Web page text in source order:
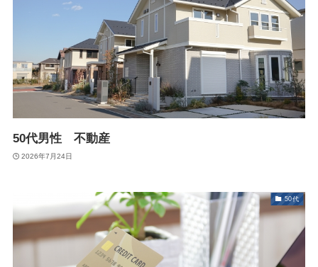
50代男性 不動産
2026年7月24日
50代